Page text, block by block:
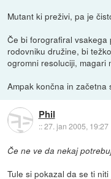
Mutant ki preživi, pa je
Če bi forografiral
rodovniku družine, bi
ogromni resoluciji, magari
Ampak končna in začetna
Phil
::27. jan 2005, 19:27
Če ne ve da nekaj
Tule si pokazal da se ti